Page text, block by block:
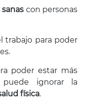
con personas
trabajo para poder
poder estar más
ignorar la
física.